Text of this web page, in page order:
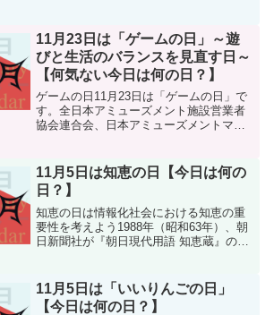
年）に一般社団法人・日本記念日協会に
より正式に...
11月23日は「ゲームの日」～遊
びと生活のバランスを見直す日～
【何気ない今日は何の日？】
ゲームの日11月23日は「ゲームの日」で
す。全日本アミューズメント施設営業者
協会連合会、日本アミューズメントマシ
の日」に合わせ、仕事や学業の重要さを
意識しつつも、リラ...
11月5日は知恵の日【今日は何の
日？】
知恵の日は情報化社会における知恵の重
要性を考えよう1988年（昭和63年）、朝
日新聞社が『朝日現代用語 知恵蔵』の発
切さを再認識する日として設けられまし
た。現代社会では...
11月5日は「いいりんごの日」
【今日は何の日？】